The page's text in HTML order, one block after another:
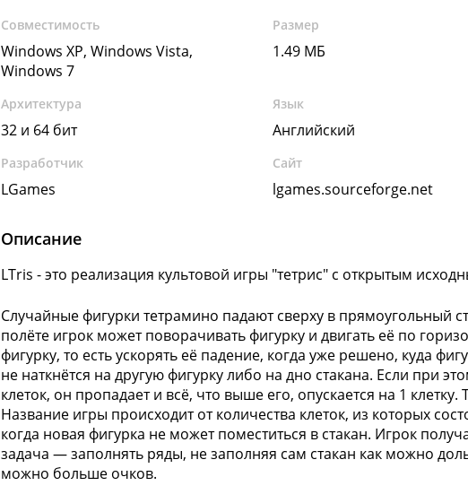
Совместимость
Windows XP, Windows Vista,
Windows 7
Размер
1.49 МБ
Архитектура
32 и 64 бит
Язык
Английский
Разработчик
LGames
Сайт
lgames.sourceforge.net
Описание
LTris - это реализация культовой игры "тетрис" с открытым
Случайные фигурки тетрамино падают сверху в прямоугольный
полёте игрок может поворачивать фигурку и двигать её по
фигурку, то есть ускорять её падение, когда уже решено, куда
не наткнётся на другую фигурку либо на дно стакана. Если при
клеток, он пропадает и всё, что выше его, опускается на 1
Название игры происходит от количества клеток, из которых
когда новая фигурка не может поместиться в стакан. Игрок
задача — заполнять ряды, не заполняя сам стакан как можно
можно больше очков.